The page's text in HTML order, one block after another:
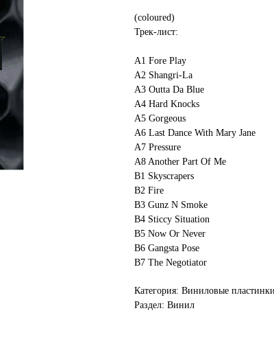
(coloured)
Трек-лист:
A1 Fore Play
A2 Shangri-La
A3 Outta Da Blue
A4 Hard Knocks
A5 Gorgeous
A6 Last Dance With Mary Jane
A7 Pressure
A8 Another Part Of Me
B1 Skyscrapers
B2 Fire
B3 Gunz N Smoke
B4 Sticcy Situation
B5 Now Or Never
B6 Gangsta Pose
B7 The Negotiator
Категория: Виниловые
Раздел: Винил